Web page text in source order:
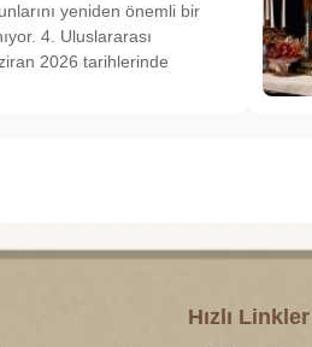
yeniden önemli bir
4. Uluslararası
2026 tarihlerinde
Hızlı Linkler